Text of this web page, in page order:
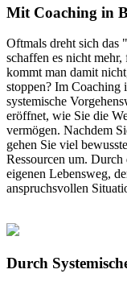
Mit Coaching in
Oftmals dreht sich das
schaffen es nicht
kommt man damit
stoppen? Im
systemische
eröffnet, wie Sie die
vermögen. Nachdem
gehen Sie viel
Ressourcen um.
eigenen Lebensweg,
anspruchsvollen
Durch